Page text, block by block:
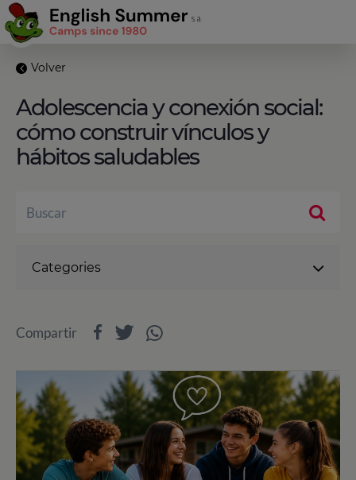
Volver
Adolescencia y conexión social:
cómo construir vínculos y
hábitos saludables
Categories
Compartir